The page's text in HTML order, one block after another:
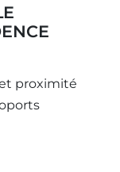
proximité